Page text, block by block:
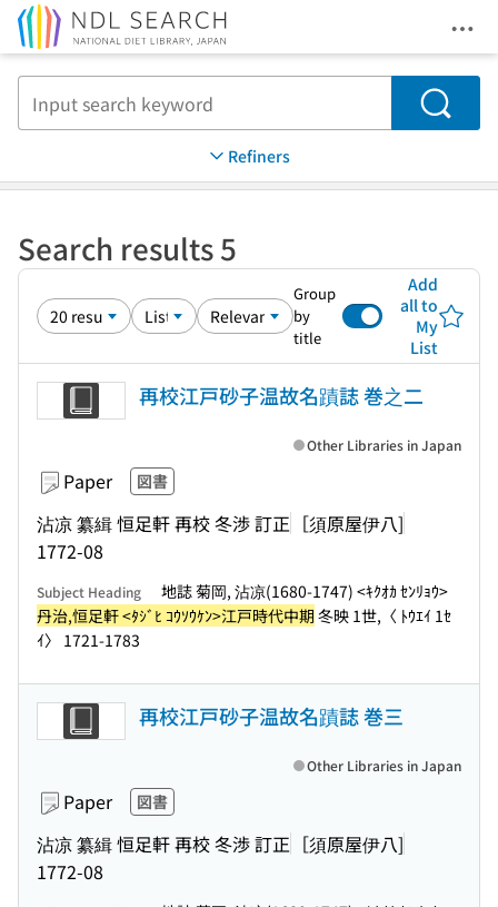
Search
Refiners
Search results 5
Group
by
title
Add
all to
My
List
再校江戸砂子温故名蹟誌 巻之二
Paper 図書
沾凉 纂緝 恒足軒 再校 冬渉 訂正 ［須原屋伊八]
1772-08
Other Libraries in Japan
Subject Heading
地誌 菊岡, 沾凉(1680-1747) <ｷｸｵｶ ｾﾝﾘｮｳ>
丹治,恒足軒 <ﾀｼﾞﾋ ｺｳｿｳｹﾝ>江戸時代中期 冬映 1世,〈 ﾄｳｴｲ 1ｾ
ｲ〉 1721-1783
再校江戸砂子温故名蹟誌 巻三
Paper 図書
沾凉 纂緝 恒足軒 再校 冬渉 訂正 ［須原屋伊八]
1772-08
Other Libraries in Japan